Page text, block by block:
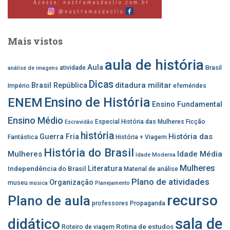
Mais vistos
análise de imagens atividade Aula aula de história Brasil
Império Brasil República Dicas ditadura militar efemérides
ENEM Ensino de História Ensino Fundamental
Ensino Médio Escravidão Especial História das Mulheres Ficção
Fantástica Guerra Fria história História + Viagem História das
Mulheres História do Brasil Idade Moderna Idade Média
Independência do Brasil Literatura Material de análise Mulheres
museu música Organização Planejamento Plano de atividades
Plano de aula professores Propaganda recurso
didático Roteiro de viagem Rotina de estudos sala de